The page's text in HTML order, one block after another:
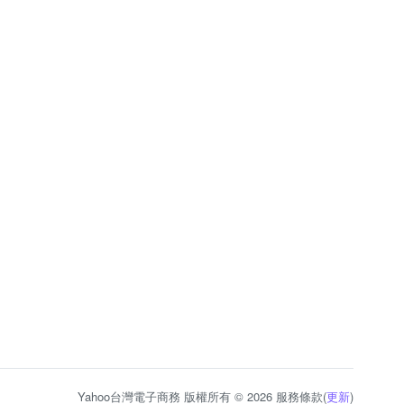
Yahoo台灣電子商務 版權所有 © 2026 服務條款(更新)